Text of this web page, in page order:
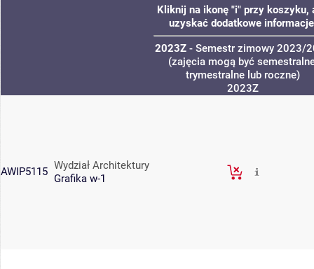
Kliknij na ikonę "i" przy koszyku,
uzyskać dodatkowe
2023Z- Semestr zimowy 2023/
(zajęcia mogą być
trymestralne lub roczne)
2023Z
AWIP5115 Wydział Architektury
Grafika w-1